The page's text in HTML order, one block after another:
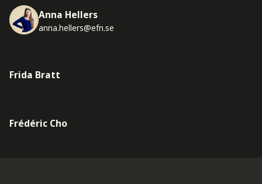
Anna Hellers
anna.hellers@efn.se
Frida Bratt
Frédéric Cho